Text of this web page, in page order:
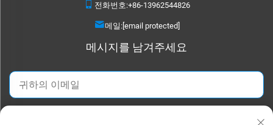
전화번호:+86-13962544826
메일:[email protected]
메시지를 남겨주세요